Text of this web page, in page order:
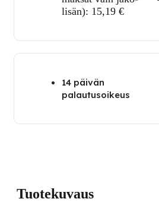
lisän): 15,19 €
14 päivän
palautusoikeus
Tuotekuvaus